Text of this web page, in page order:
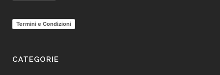
Termini e Condizioni
CATEGORIE